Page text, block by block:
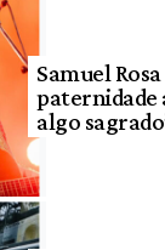
Samuel
paternidade
algo